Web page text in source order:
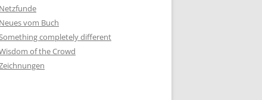
Netzfunde
Neues vom Buch
completely different
of the Crowd